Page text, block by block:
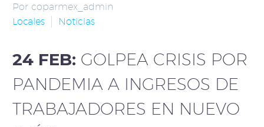
Por coparmex_admin
Locales
Noticias
24 FEB: GOLPEA CRISIS POR
PANDEMIA A INGRESOS DE
TRABAJADORES EN NUEVO